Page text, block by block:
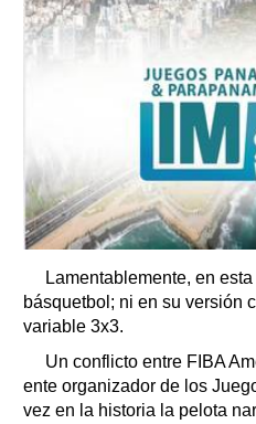
Lamentablemente, en
básquetbol; ni en su versión
variable 3x3.
Un conflicto entre FIBA
ente organizador de los
vez en la historia la pelota